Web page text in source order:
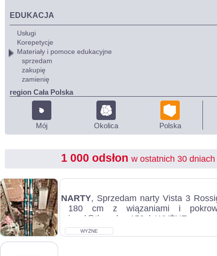
EDUKACJA
Usługi
Korepetycje
Materiały i pomoce edukacyjne
sprzedam
zakupię
zamienię
region Cała Polska
Mój Okolica Polska
1 000 odsłon w ostatnich 30 dniach
NARTY, Sprzedam narty Vista 3
180 cm z wiązaniami i
jasol@tlen.pl, c.150zł. WYŻNE...
WYŻNE